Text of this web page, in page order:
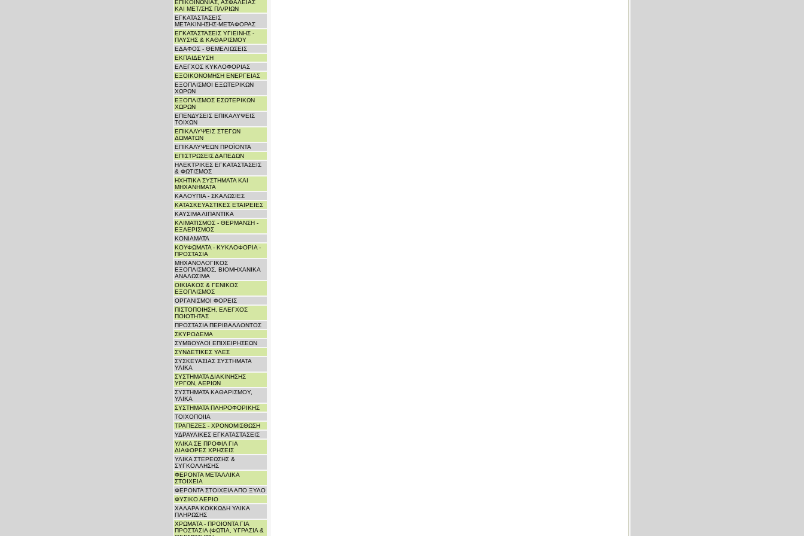
ΕΠΙΚΟΙΝΩΝΙΑΣ, ΑΣΦΑΛΕΙΑΣ
ΚΑΙ ΜΕΤ/ΣΗΣ ΠΛ/ΡΙΩΝ
ΕΓΚΑΤΑΣΤΑΣΕΙΣ
ΜΕΤΑΚΙΝΗΣΗΣ-ΜΕΤΑΦΟΡΑΣ
ΕΓΚΑΤΑΣΤΑΣΕΙΣ ΥΓΙΕΙΝΗΣ -
ΠΛΥΣΗΣ & ΚΑΘΑΡΙΣΜΟΥ
ΕΔΑΦΟΣ - ΘΕΜΕΛΙΩΣΕΙΣ
ΕΚΠΑΙΔΕΥΣΗ
ΕΛΕΓΧΟΣ ΚΥΚΛΟΦΟΡΙΑΣ
ΕΞΟΙΚΟΝΟΜΗΣΗ ΕΝΕΡΓΕΙΑΣ
ΕΞΟΠΛΙΣΜΟΙ ΕΞΩΤΕΡΙΚΩΝ
ΧΩΡΩΝ
ΕΞΟΠΛΙΣΜΟΣ ΕΣΩΤΕΡΙΚΩΝ
ΧΩΡΩΝ
ΕΠΕΝΔΥΣΕΙΣ ΕΠΙΚΑΛΥΨΕΙΣ
ΤΟΙΧΩΝ
ΕΠΙΚΑΛΥΨΕΙΣ ΣΤΕΓΩΝ
ΔΩΜΑΤΩΝ
ΕΠΙΚΑΛΥΨΕΩΝ ΠΡΟΪΟΝΤΑ
ΕΠΙΣΤΡΩΣΕΙΣ ΔΑΠΕΔΩΝ
ΗΛΕΚΤΡΙΚΕΣ ΕΓΚΑΤΑΣΤΑΣΕΙΣ
& ΦΩΤΙΣΜΟΣ
ΗΧΗΤΙΚΑ ΣΥΣΤΗΜΑΤΑ ΚΑΙ
ΜΗΧΑΝΗΜΑΤΑ
ΚΑΛΟΥΠΙΑ - ΣΚΑΛΩΣΙΕΣ
ΚΑΤΑΣΚΕΥΑΣΤΙΚΕΣ ΕΤΑΙΡΕΙΕΣ
ΚΑΥΣΙΜΑ ΛΙΠΑΝΤΙΚΑ
ΚΛΙΜΑΤΙΣΜΟΣ - ΘΕΡΜΑΝΣΗ -
ΕΞΑΕΡΙΣΜΟΣ
ΚΟΝΙΑΜΑΤΑ
ΚΟΥΦΩΜΑΤΑ - ΚΥΚΛΟΦΟΡΙΑ -
ΠΡΟΣΤΑΣΙΑ
ΜΗΧΑΝΟΛΟΓΙΚΟΣ
ΕΞΟΠΛΙΣΜΟΣ, ΒΙΟΜΗΧΑΝΙΚΑ
ΑΝΑΛΩΣΙΜΑ
ΟΙΚΙΑΚΟΣ & ΓΕΝΙΚΟΣ
ΕΞΟΠΛΙΣΜΟΣ
ΟΡΓΑΝΙΣΜΟΙ ΦΟΡΕΙΣ
ΠΙΣΤΟΠΟΙΗΣΗ, ΕΛΕΓΧΟΣ
ΠΟΙΟΤΗΤΑΣ
ΠΡΟΣΤΑΣΙΑ ΠΕΡΙΒΑΛΛΟΝΤΟΣ
ΣΚΥΡΟΔΕΜΑ
ΣΥΜΒΟΥΛΟΙ ΕΠΙΧΕΙΡΗΣΕΩΝ
ΣΥΝΔΕΤΙΚΕΣ ΥΛΕΣ
ΣΥΣΚΕΥΑΣΙΑΣ ΣΥΣΤΗΜΑΤΑ
ΥΛΙΚΑ
ΣΥΣΤΗΜΑΤΑ ΔΙΑΚΙΝΗΣΗΣ
ΥΡΓΩΝ, ΑΕΡΙΩΝ
ΣΥΣΤΗΜΑΤΑ ΚΑΘΑΡΙΣΜΟΥ,
ΥΛΙΚΑ
ΣΥΣΤΗΜΑΤΑ ΠΛΗΡΟΦΟΡΙΚΗΣ
ΤΟΙΧΟΠΟΙΙΑ
ΤΡΑΠΕΖΕΣ - ΧΡΟΝΟΜΙΣΘΩΣΗ
ΥΔΡΑΥΛΙΚΕΣ ΕΓΚΑΤΑΣΤΑΣΕΙΣ
ΥΛΙΚΑ ΣΕ ΠΡΟΦΙΛ ΓΙΑ
ΔΙΑΦΟΡΕΣ ΧΡΗΣΕΙΣ
ΥΛΙΚΑ ΣΤΕΡΕΩΣΗΣ &
ΣΥΓΚΟΛΛΗΣΗΣ
ΦΕΡΟΝΤΑ ΜΕΤΑΛΛΙΚΑ
ΣΤΟΙΧΕΙΑ
ΦΕΡΟΝΤΑ ΣΤΟΙΧΕΙΑ ΑΠΟ ΞΥΛΟ
ΦΥΣΙΚΟ ΑΕΡΙΟ
ΧΑΛΑΡΑ ΚΟΚΚΩΔΗ ΥΛΙΚΑ
ΠΛΗΡΩΣΗΣ
ΧΡΩΜΑΤΑ - ΠΡΟΙΟΝΤΑ ΓΙΑ
ΠΡΟΣΤΑΣΙΑ (ΦΩΤΙΑ, ΥΓΡΑΣΙΑ &